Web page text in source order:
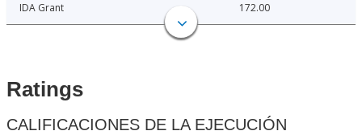
IDA Grant 172.00
Ratings
CALIFICACIONES DE LA EJECUCIÓN